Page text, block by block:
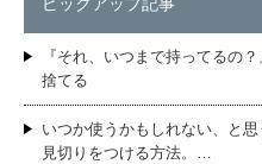
『それ、いつまで持ってるの
捨てる
いつか使うかもしれない、と
見切りをつける方法。…